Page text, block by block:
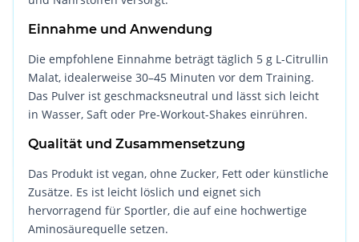
Einnahme und Anwendung
Die empfohlene Einnahme beträgt täglich 5 g L-Citrullin
Malat, idealerweise 30–45 Minuten vor dem Training.
Das Pulver ist geschmacksneutral und lässt sich leicht
in Wasser, Saft oder Pre-Workout-Shakes einrühren.
Qualität und Zusammensetzung
Das Produkt ist vegan, ohne Zucker, Fett oder künstliche
Zusätze. Es ist leicht löslich und eignet sich
hervorragend für Sportler, die auf eine hochwertige
Aminosäurequelle setzen.